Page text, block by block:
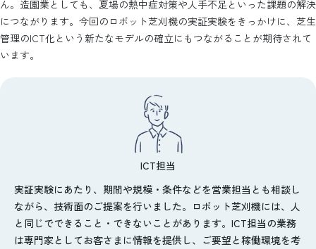
ん。造園業としても、夏場の熱中症対策や人手不足といった課題の解決
につながります。今回のロボット芝刈機の実証実験をきっかけに、芝生
管理のICT化という新たなモデルの確立にもつながることが期待されて
います。
ICT担当
実証実験にあたり、期間や規模・条件などを営業担当とも相談し
ながら、技術面のご提案を行いました。ロボット芝刈機には、人
と同じでできること・できないことがあります。ICT担当の業務
は専門家としてお客さまに情報を提供し、ご要望と稼働環境を考